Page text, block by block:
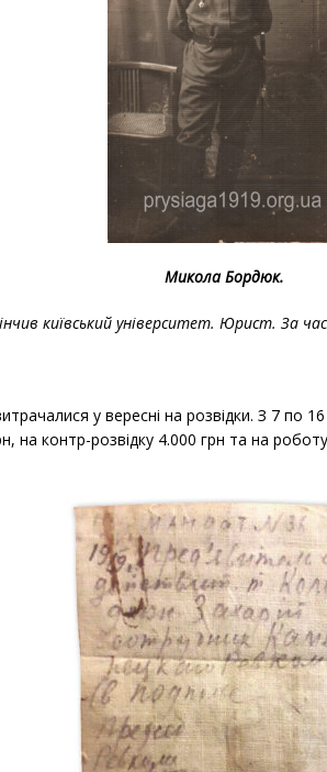
Микола Бордюк.
київський університет. Юрист. За
у вересні на розвідки. З 7 по
на контр-розвідку 4.000 грн та на